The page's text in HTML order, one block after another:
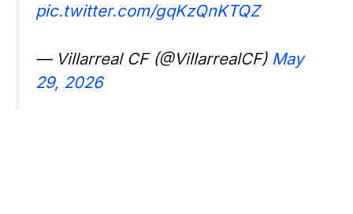
pic.twitter.com/gqKzQnKTQZ
— Villarreal CF (@VillarrealCF) May
29, 2026